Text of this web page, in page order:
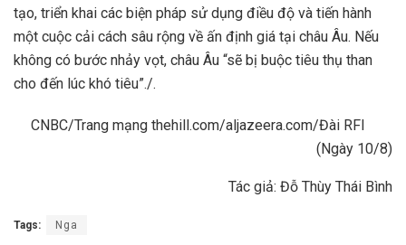
tạo, triển khai các biện pháp sử dụng điều độ và tiến hành
một cuộc cải cách sâu rộng về ấn định giá tại châu Âu. Nếu
không có bước nhảy vọt, châu Âu “sẽ bị buộc tiêu thụ than
cho đến lúc khó tiêu”./.
CNBC/Trang mạng thehill.com/aljazeera.com/Đài RFI
(Ngày 10/8)
Tác giả: Đỗ Thùy Thái Bình
Tags: Nga